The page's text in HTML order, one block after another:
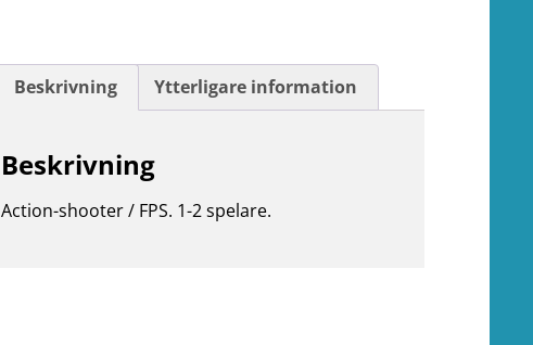
Beskrivning Ytterligare information
Beskrivning
Action-shooter / FPS. 1-2 spelare.